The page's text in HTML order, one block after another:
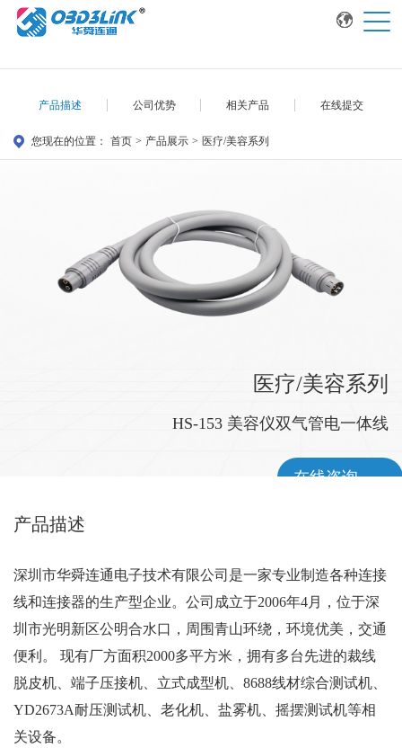
产品描述 公司优势 相关产品 在线提交
您现在的位置： 首页 > 产品展示 > 医疗/美容系列
医疗/美容系列
HS-153 美容仪双气管电一体线
在线咨询
产品描述
深圳市华舜连通电子技术有限公司是一家专业制造各种连接
线和连接器的生产型企业。公司成立于2006年4月，位于深
圳市光明新区公明合水口，周围青山环绕，环境优美，交通
便利。 现有厂方面积2000多平方米，拥有多台先进的裁线
脱皮机、端子压接机、立式成型机、8688线材综合测试机、
YD2673A耐压测试机、老化机、盐雾机、摇摆测试机等相
关设备。